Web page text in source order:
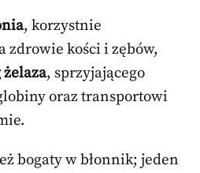
, korzystnie
zdrowie kości i zębów,
żelaza, sprzyjającego
oraz transportowi
bogaty w błonnik; jeden